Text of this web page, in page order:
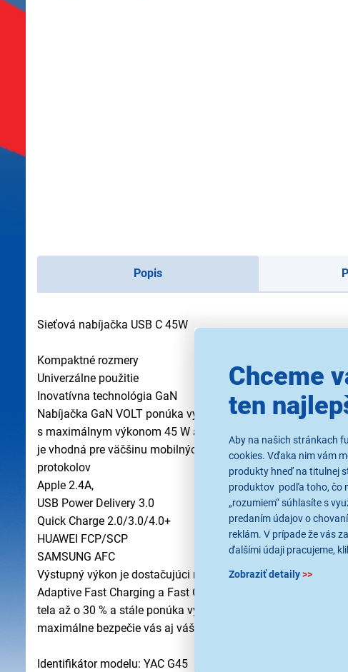
Chceme
ten
Aby na našich stránkach
cookies. Vďaka nim vám
produkty hneď na titulnej
produktov podľa toho, čo
„rozumiem“ súhlasíte s
predaním údajov o
reklám. V prípade že vás
ďalšími údaji pracujeme,
Zobraziť detaily>>
Popis
Sieťová nabíjačka USB C 45W
Kompaktné rozmery
Univerzálne použitie
Inovatívna technológia GaN
Nabíjačka GaN VOLT ponúka vysoký výkon, kompaktné
s maximálnym výkonom 45 W a podporou protokolov QC
je vhodná pre väčšinu mobilných zariadení, ako sú telefóny,
protokolov
Apple 2.4A,
USB Power Delivery 3.0
Quick Charge 2.0/3.0/4.0+
HUAWEI FCP/SCP
SAMSUNG AFC
Výstupný výkon je dostačujúci napríklad na nabíjanie
Adaptive Fast Charging a Fast Charging Protocol na rýchle
tela až o 30 % a stále ponúka vysoký výstupný výkon až 45
maximálne bezpečie vás aj vášho zariadenia má nabíjačka
Identifikátor modelu: YAC G45